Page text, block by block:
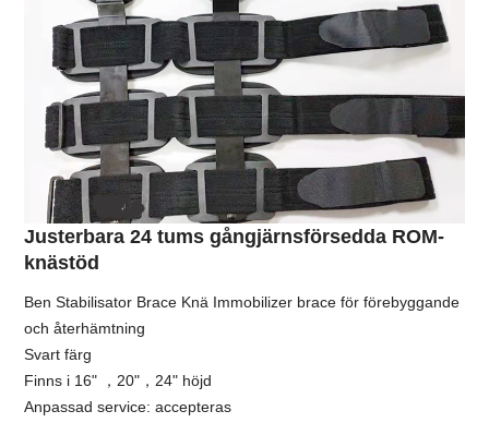
Justerbara 24 tums gångjärnsförsedda ROM-
knästöd
Ben Stabilisator Brace Knä Immobilizer brace för förebyggande
och återhämtning
Svart färg
Finns i 16" ，20"，24" höjd
Anpassad service: accepteras